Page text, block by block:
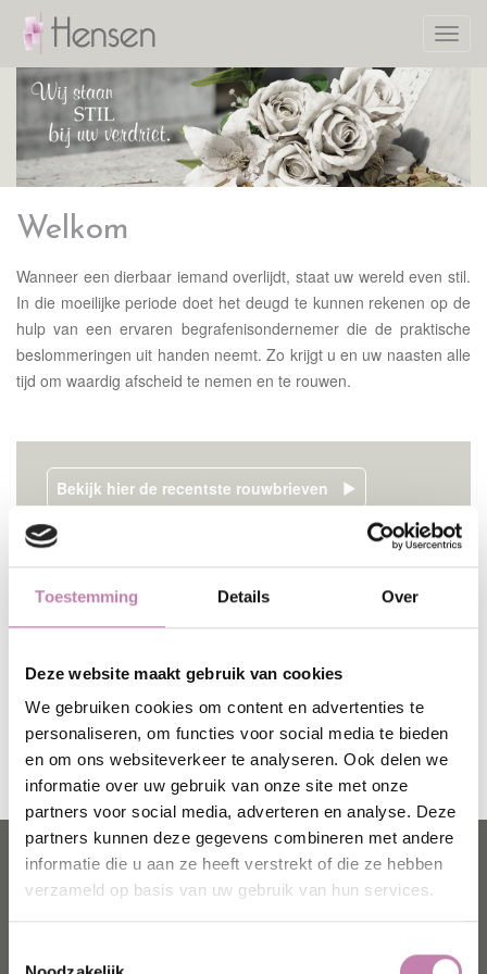
Toestemming Details Over
Deze website maakt gebruik van cookies
We gebruiken cookies om content en advertenties te
personaliseren, om functies voor social media te bieden
en om ons websiteverkeer te analyseren. Ook delen we
informatie over uw gebruik van onze site met onze
partners voor social media, adverteren en analyse. Deze
partners kunnen deze gegevens combineren met andere
informatie die u aan ze heeft verstrekt of die ze hebben
verzameld op basis van uw gebruik van hun services.
Welkom
Wanneer een dierbaar iemand overlijdt, staat uw wereld even stil.
In die moeilijke periode doet het deugd te kunnen rekenen op de
hulp van een ervaren begrafenisondernemer die de praktische
beslommeringen uit handen neemt. Zo krijgt u en uw naasten alle
tijd om waardig afscheid te nemen en te rouwen.
Bekijk hier de recentste rouwbrieven
U kan bij ons terecht voor het laten verzorgen van begrafenissen,
crematies en ceremonies. Peter, Marc en hun
dierbare een mooi afscheid krijgt. Begrafenissen Hensen
begeleidt u van A tot Z en onze persoonlijke aanpak en
kwalitatieve service is reeds tot ver in Vlaanderen en Nederland
bekend.
Contactgegevens
HensenBegrafenissen & Grafzerken